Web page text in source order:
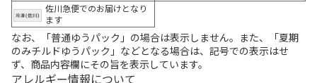
佐川急便でのお届けとなり
ます
なお、「普通ゆうパック」の場合は表示しません。また、「夏期
のみチルドゆうパック」などとなる場合は、記号での表示はせ
ず、商品内容欄にその旨を表示しています。
アレルギー情報について